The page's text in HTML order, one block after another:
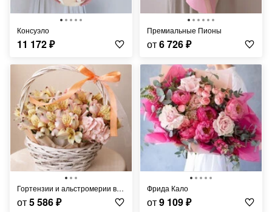
Консуэло
11 172₽
Премиальные Пионы
от6 726₽
Гортензии и альстромерии в корзине (S,M,L)
от5 586₽
Фрида Кало
от9 109₽